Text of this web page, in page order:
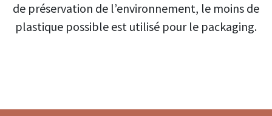
de préservation de l’environnement, le moins de
plastique possible est utilisé pour le packaging.